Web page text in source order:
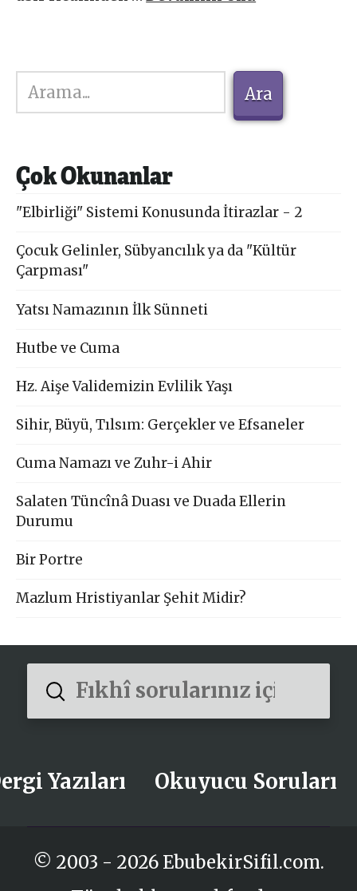
Ara
Ara
Çok Okunanlar
"Elbirliği" Sistemi Konusunda İtirazlar - 2
Çocuk Gelinler, Sübyancılık ya da "Kültür
Çarpması"
Yatsı Namazının İlk Sünneti
Hutbe ve Cuma
Hz. Aişe Validemizin Evlilik Yaşı
Sihir, Büyü, Tılsım: Gerçekler ve Efsaneler
Cuma Namazı ve Zuhr-i Ahir
Salaten Tüncînâ Duası ve Duada Ellerin
Durumu
Bir Portre
Mazlum Hristiyanlar Şehit Midir?
Search
Submit
Yazıları Okuyucu Soruları
© 2003 - 2026 EbubekirSifil.com.